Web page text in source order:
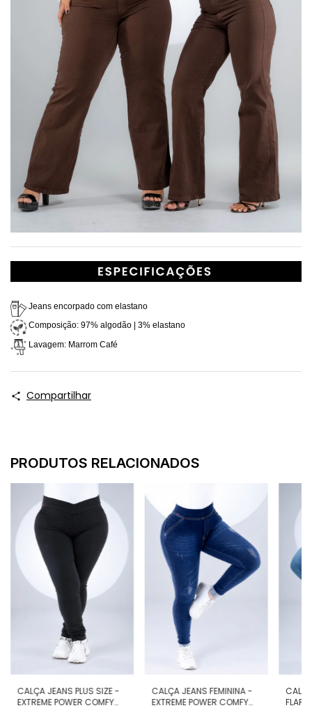
Jeans encorpado com elastano
Composição: 97% algodão | 3% elastano
Lavagem: Marrom Café
Compartilhar
PRODUTOS RELACIONADOS
CALÇA JEANS PLUS SIZE -
EXTREME POWER COMFY
CALÇA JEANS FEMININA -
EXTREME POWER COMFY